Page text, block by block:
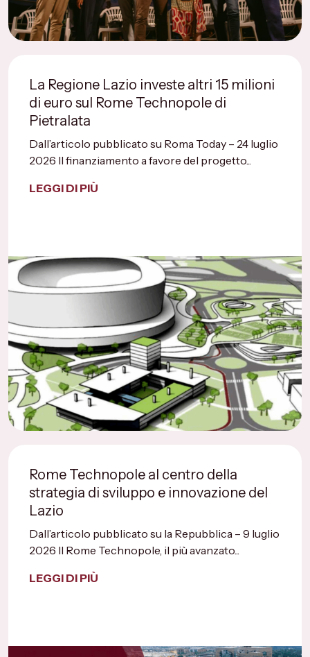
La Regione Lazio investe altri 15 milioni
di euro sul Rome Technopole di
Pietralata
Dall’articolo pubblicato su Roma Today – 24 luglio
2026 Il finanziamento a favore del progetto...
LEGGI DI PIÙ
Rome Technopole al centro della
strategia di sviluppo e innovazione del
Lazio
Dall’articolo pubblicato su la Repubblica – 9 luglio
2026 Il Rome Technopole, il più avanzato...
LEGGI DI PIÙ